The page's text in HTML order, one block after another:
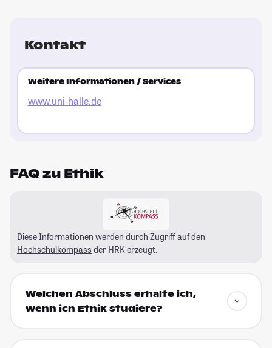
Kontakt
Weitere Informationen / Services
www.uni-halle.de
FAQ zu Ethik
Diese Informationen werden durch Zugriff auf den
Hochschulkompass der HRK erzeugt.
Welchen Abschluss erhalte ich,
wenn ich Ethik studiere?